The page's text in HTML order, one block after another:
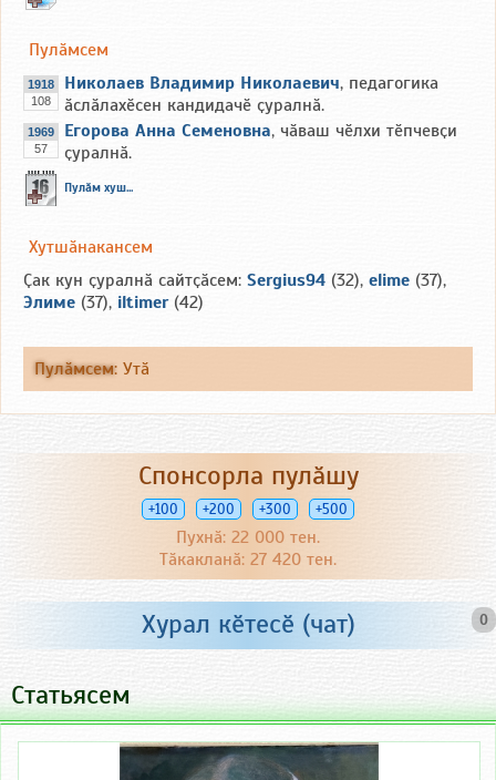
Пулӑмсем
1918
108
Николаев Владимир Николаевич, педагогика
ӑслӑлахӗсен кандидачӗ ҫуралнӑ.
1969
57
Егорова Анна Семеновна, чӑваш чӗлхи тӗпчевҫи
ҫуралнӑ.
Пулӑм хуш...
Хутшӑнакансем
Ҫак кун ҫуралнӑ сайтҫӑсем: Sergius94 (32), elime (37),
Элиме (37), iltimer(42)
Пулӑмсем: Утӑ
Спонсорла пулӑшу
+100 +200 +300 +500
Пухнӑ: 22 000 тен.
Тӑкакланӑ: 27 420 тен.
0
Хурал кӗтесӗ (чат)
Статьясем